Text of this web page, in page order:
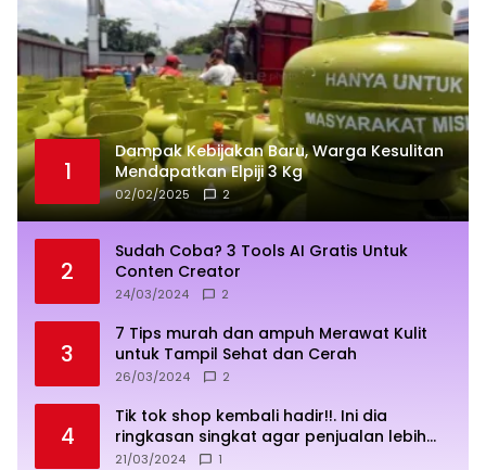
1
Dampak Kebijakan Baru, Warga Kesulitan
Mendapatkan Elpiji 3 Kg
02/02/2025 2
2
Sudah Coba? 3 Tools AI Gratis Untuk
Conten Creator
24/03/2024 2
3
7 Tips murah dan ampuh Merawat Kulit
untuk Tampil Sehat dan Cerah
26/03/2024 2
4
Tik tok shop kembali hadir!!. Ini dia
ringkasan singkat agar penjualan lebih
sukses
21/03/2024 1